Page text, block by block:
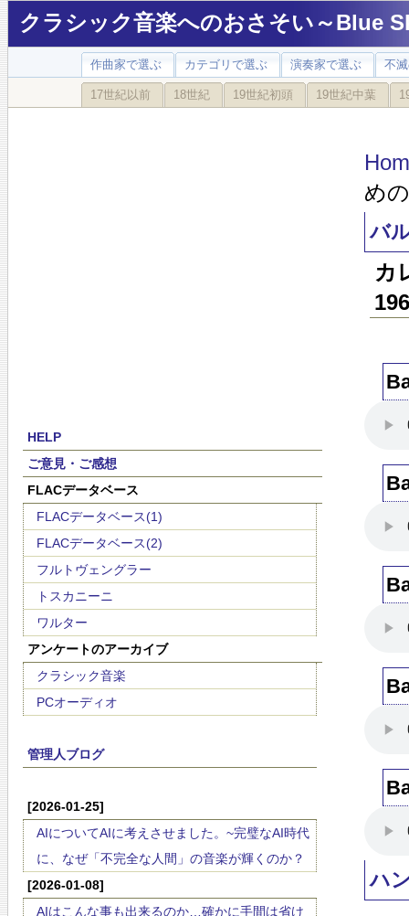
クラシック音楽へのおさそい～Blue
作曲家で選ぶ カテゴリで選ぶ 演奏家で選ぶ 不
17世紀以前 18世紀 19世紀初頭 19世紀中葉
HELP
ご意見・ご感想
FLACデータベース
FLACデータベース(1)
FLACデータベース(2)
フルトヴェングラー
トスカニーニ
ワルター
アンケートのアーカイブ
クラシック音楽
PCオーディオ
管理人ブログ
[2026-01-25]
AIについてAIに考えさせました。~完璧なAI時代
に、なぜ「不完全な人間」の音楽が輝くのか？
[2026-01-08]
AIはこんな事も出来るのか…確かに手間は省け
め
バ
カ
ハ